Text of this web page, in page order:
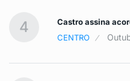
4
Castro assina
CENTRO